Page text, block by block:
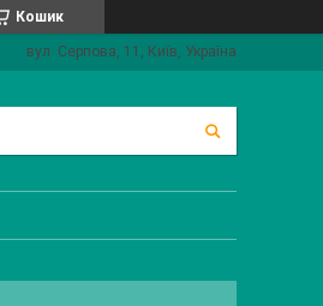
Кошик
вул. Серпова, 11, Київ, Україна